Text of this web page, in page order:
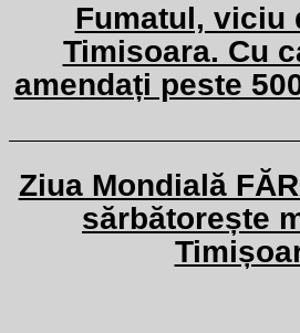
Fumatul, viciu
Timisoara. Cu
amendați peste
Ziua Mondială
sărbătorește